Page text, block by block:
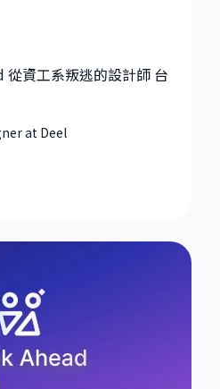
Designer at Deel
資工系叛逃的設計師 台
at Deel